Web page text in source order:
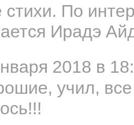
По
Ирадэ
2018 в
учил,